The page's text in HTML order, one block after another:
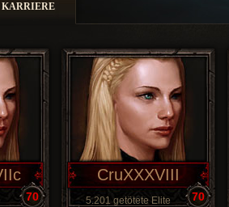
KARRIERE
70
CruXXXVIII
5.201 getötete Elite 70